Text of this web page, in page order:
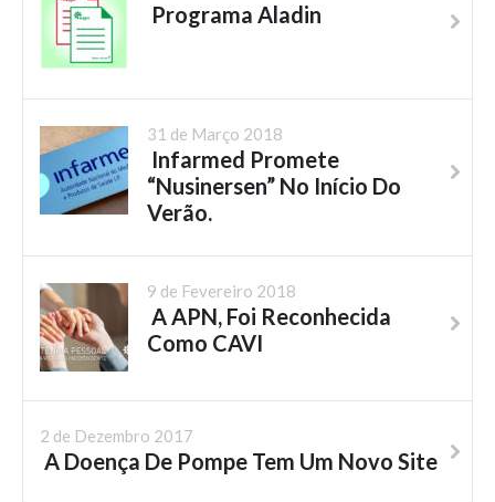
Programa Aladin
31 de Março 2018
Infarmed Promete
“Nusinersen” No Início Do
Verão.
9 de Fevereiro 2018
A APN, Foi Reconhecida
Como CAVI
2 de Dezembro 2017
A Doença De Pompe Tem Um Novo Site